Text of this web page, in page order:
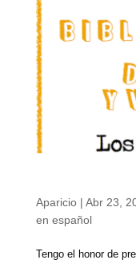
Aparicio| Abr 23,
en español
Tengo el honor de